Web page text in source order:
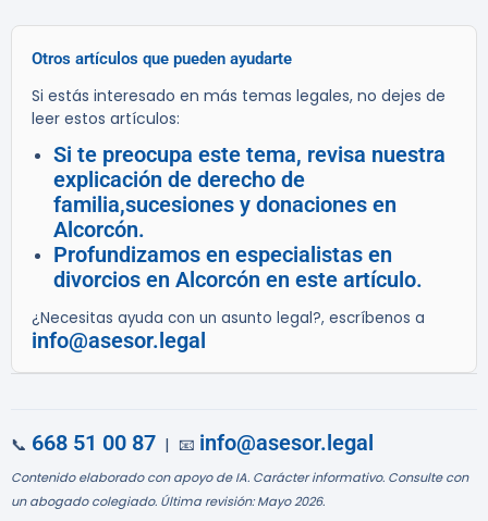
Otros artículos que pueden ayudarte
Si estás interesado en más temas legales, no dejes de
leer estos artículos:
Si te preocupa este tema, revisa nuestra
explicación de derecho de
familia,sucesiones y donaciones en
Alcorcón.
Profundizamos en especialistas en
divorcios en Alcorcón en este artículo.
¿Necesitas ayuda con un asunto legal?, escríbenos a
info@asesor.legal
📞 668 51 00 87 | 📧 info@asesor.legal
Contenido elaborado con apoyo de IA. Carácter informativo. Consulte con
un abogado colegiado. Última revisión: Mayo 2026.